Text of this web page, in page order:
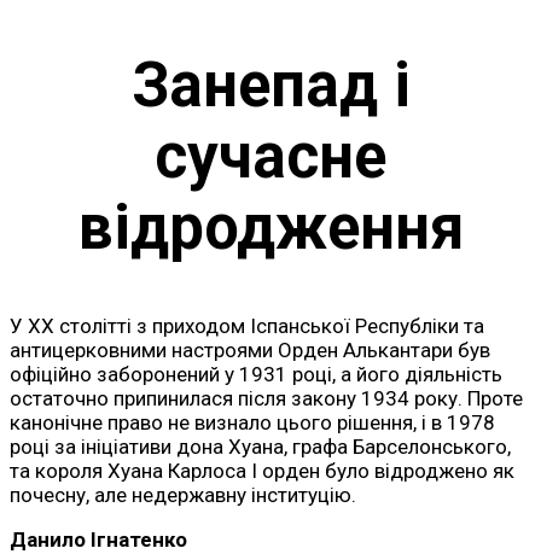
Занепад і
сучасне
відродження
У ХХ столітті з приходом Іспанської Республіки та
антицерковними настроями Орден Алькантари був
офіційно заборонений у 1931 році, а його діяльність
остаточно припинилася після закону 1934 року. Проте
канонічне право не визнало цього рішення, і в 1978
році за ініціативи дона Хуана, графа Барселонського,
та короля Хуана Карлоса І орден було відроджено як
почесну, але недержавну інституцію.
Данило Ігнатенко